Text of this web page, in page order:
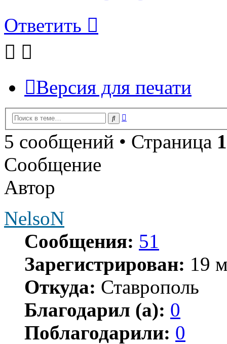
Ответить
Версия для печати
Поиск
5 сообщений • Страница 1
Сообщение
Автор
NelsoN
Сообщения: 51
Зарегистрирован: 19
Откуда: Ставрополь
Благодарил (а): 0
Поблагодарили: 0